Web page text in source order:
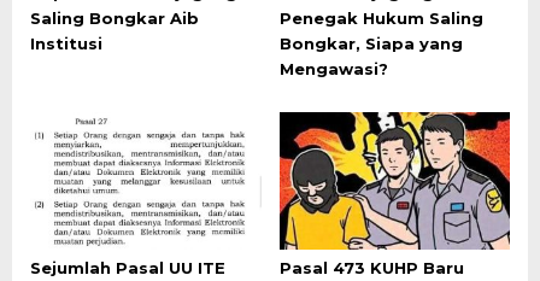
Saling Bongkar Aib
Institusi
Penegak Hukum Saling
Bongkar, Siapa yang
Mengawasi?
Sejumlah Pasal UU ITE
Pasal 473 KUHP Baru